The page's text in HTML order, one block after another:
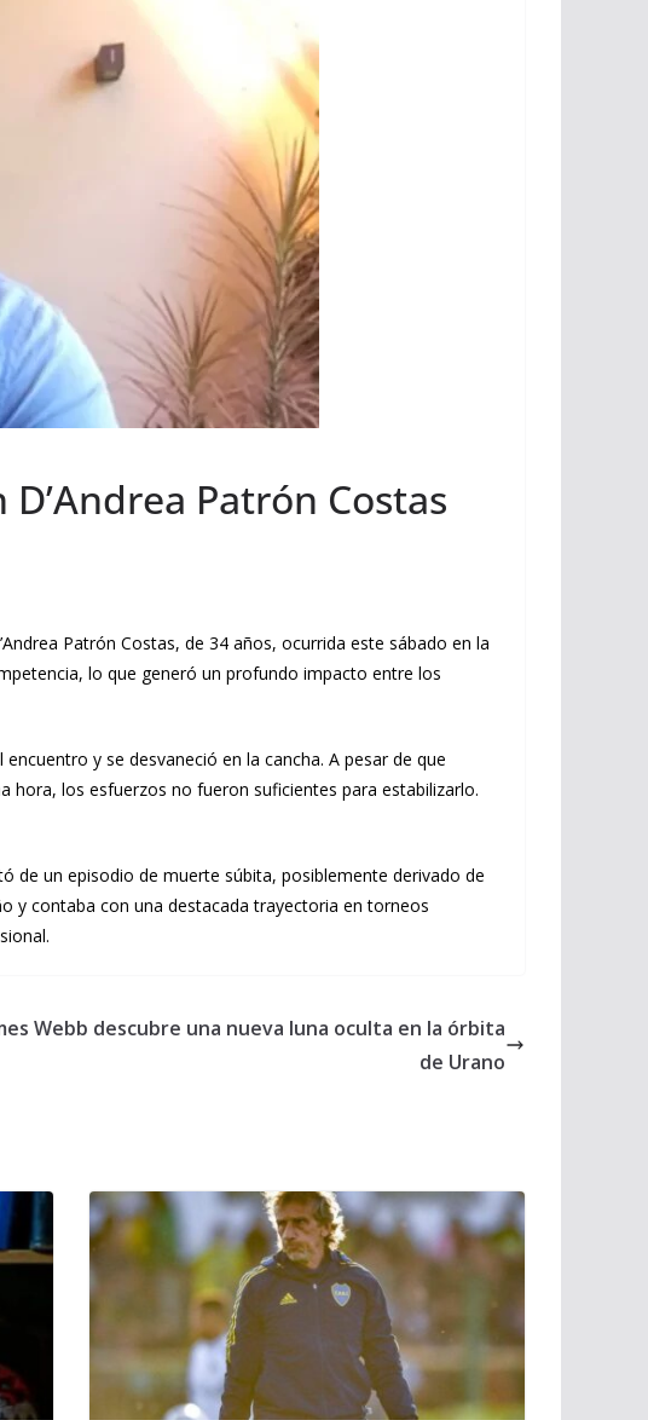
Patrón Costas
Patrón Costas, de 34 años, ocurrida este sábado en la
lo que generó un profundo impacto entre los
y se desvaneció en la cancha. A pesar de que
hora, los esfuerzos no fueron suficientes para estabilizarlo.
de un episodio de muerte súbita, posiblemente derivado de
y contaba con una destacada trayectoria en torneos
Webb descubre una nueva luna oculta en la órbita
de Urano